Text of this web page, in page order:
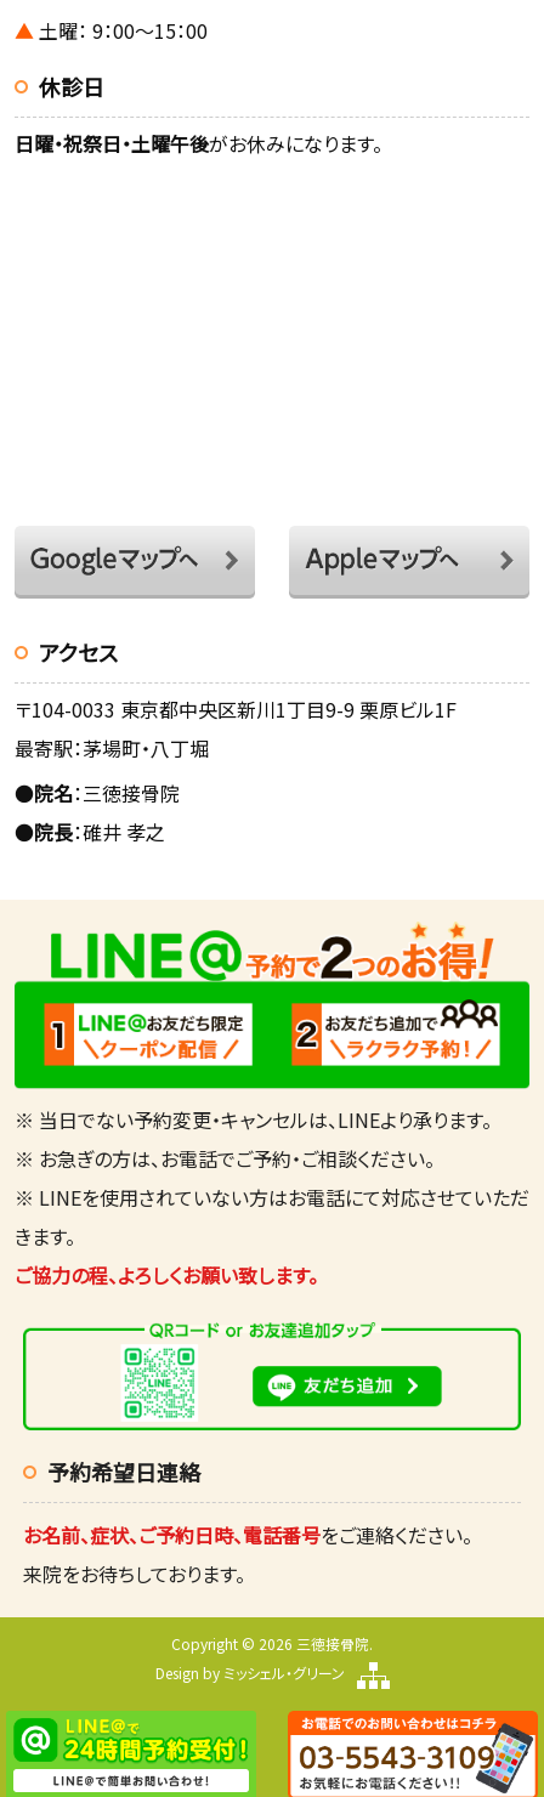
▲ 土曜： 9：00～15：00
休診日
日曜・祝祭日・土曜午後がお休みになります。
アクセス
〒104-0033 東京都中央区新川1丁目9-9 栗原ビル1F
最寄駅：茅場町・八丁堀
●院名：三徳接骨院
●院長：碓井 孝之
※ 当日でない予約変更・キャンセルは、LINEより承ります。
※ お急ぎの方は、お電話でご予約・ご相談ください。
※ LINEを使用されていない方はお電話にて対応させていただ
きます。
ご協力の程、よろしくお願い致します。
予約希望日連絡
お名前、症状、ご予約日時、電話番号をご連絡ください。
来院をお待ちしております。
Copyright © 2026 三徳接骨院.
Design by ミッシェル・グリーン